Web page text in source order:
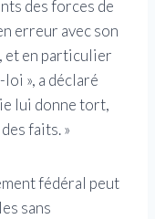
des forces de
erreur avec son
et en particulier
», a déclaré
lui donne tort,
faits. »
fédéral peut
sans